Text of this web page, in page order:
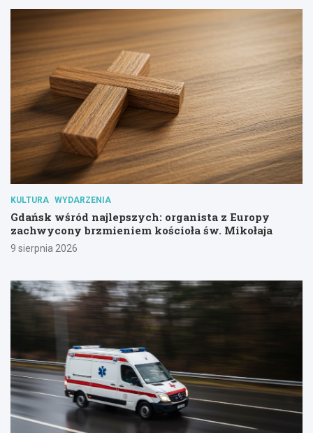
KULTURA WYDARZENIA
Gdańsk wśród najlepszych: organista z Europy
zachwycony brzmieniem kościoła św. Mikołaja
9 sierpnia 2026